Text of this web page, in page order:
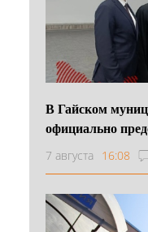
В Гайском
официально
7 августа 16:08